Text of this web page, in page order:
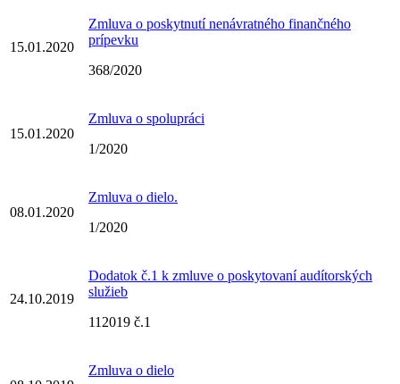
15.01.2020
Zmluva o poskytnutí nenávratného finančného
prípevku
368/2020
15.01.2020
Zmluva o spolupráci
1/2020
08.01.2020
Zmluva o dielo.
1/2020
24.10.2019
Dodatok č.1 k zmluve o poskytovaní audítorských
služieb
112019 č.1
Zmluva o dielo